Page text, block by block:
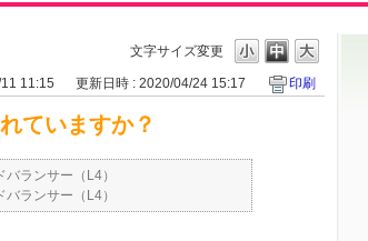
文字サイズ変更
11:15 更新日時 : 2020/04/24 15:17 印刷
ていますか？
バランサー（L4）
バランサー（L4）